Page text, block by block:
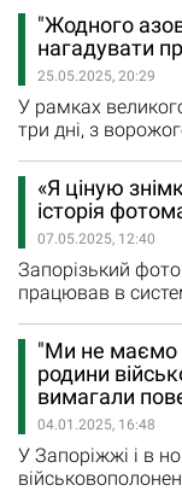
найскладніші
обласної
фотохудожників
об’єднує
формою
"Жодного
нагадувати
25.05.2025, 20:29
У рамках
три дні, з
про багато що
з них непростий
наша головна
зазначив голова
«Я ціную
історія
07.05.2025, 12:40
Запорізький
працював в
колишнього
служби в
у фотоклуб
Національної
"Ми не маємо
родини
вимагали
04.01.2025, 16:48
У Запоріжжі і в